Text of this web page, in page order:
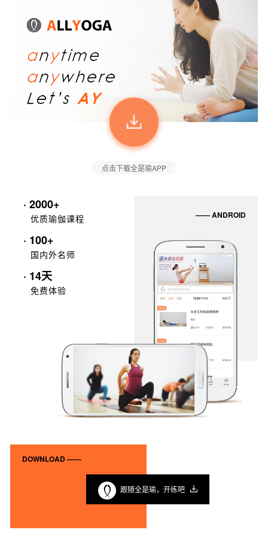
点击下载全是瑜APP
· 2000+
优质瑜伽课程
· 100+
国内外名师
· 14天
免费体验
—— ANDROID
DOWNLOAD ——
跟随全是瑜，开练吧